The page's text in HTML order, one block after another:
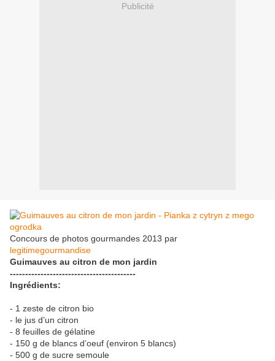
Publicité
Concours de photos gourmandes 2013 par
legitimegourmandise
Guimauves au citron de mon jardin
-----------------------------------------
Ingrédients:
- 1 zeste de citron bio
- le jus d’un citron
- 8 feuilles de gélatine
- 150 g de blancs d’oeuf (environ 5 blancs)
- 500 g de sucre semoule